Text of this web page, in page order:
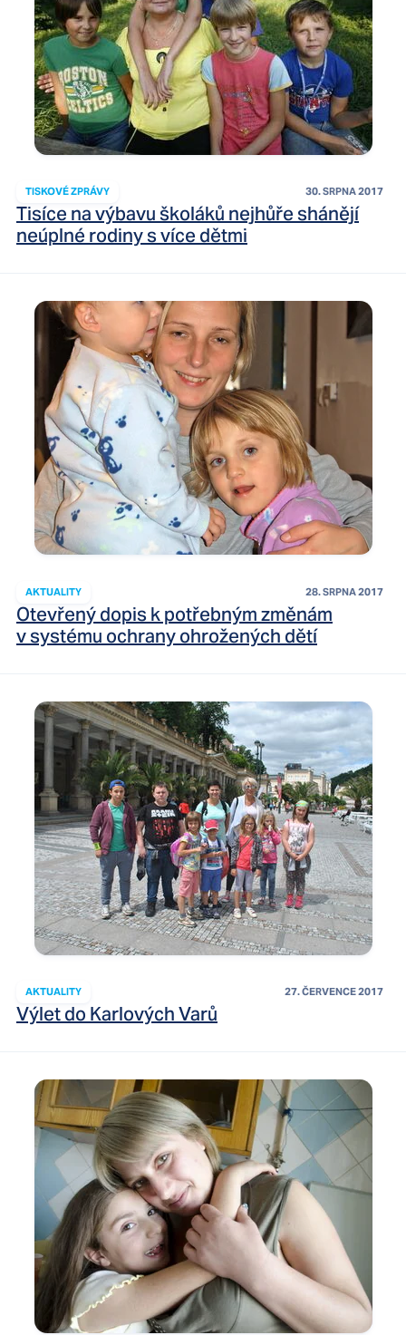
TISKOVÉ ZPRÁVY 30. SRPNA 2017
Tisíce na výbavu školáků nejhůře shánějí
neúplné rodiny s více dětmi
AKTUALITY 28. SRPNA 2017
Otevřený dopis k potřebným změnám
v systému ochrany ohrožených dětí
AKTUALITY 27. ČERVENCE 2017
Výlet do Karlových Varů